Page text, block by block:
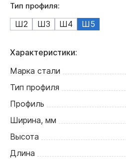
Тип профиля:
Ш2 Ш3 Ш4 Ш5
Характеристики:
Марка стали
Тип профиля
Профиль
Ширина, мм
Высота
Длина